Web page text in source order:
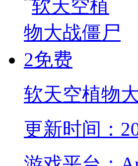
软天空植物
更新时间：